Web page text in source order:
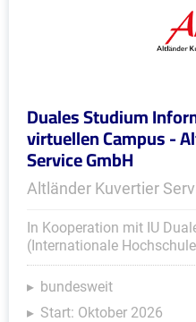
Duales Studium
virtuellen Campus -
Service GmbH
Altländer Kuvertier
In Kooperation mit IU
(Internationale
bundesweit
Start: Oktober 2026